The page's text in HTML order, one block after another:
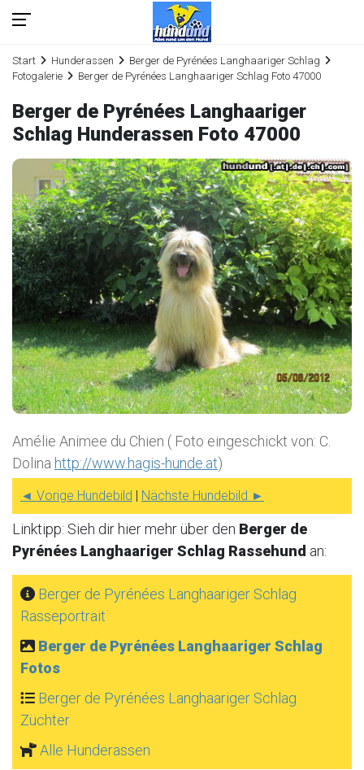
Start Hunderassen
Berger de Pyrénées Langhaariger Schlag
Fotogalerie
Berger de Pyrénées Langhaariger Schlag Foto 47000
Berger de Pyrénées Langhaariger
Schlag Hunderassen Foto 47000
Amélie Animee du Chien ( Foto eingeschickt von: C.
Dolina http://www.hagis-hunde.at)
◄ Vorige Hundebild | Nächste Hundebild ►
Linktipp: Sieh dir hier mehr über den Berger de
Pyrénées Langhaariger Schlag Rassehund an:
Berger de Pyrénées Langhaariger Schlag
Rasseportrait
Berger de Pyrénées Langhaariger Schlag
Fotos
Berger de Pyrénées Langhaariger Schlag
Züchter
Alle Hunderassen